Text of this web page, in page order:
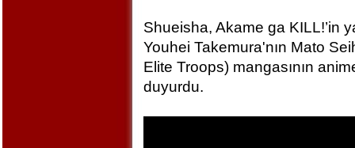
Shueisha, Akame ga KILL!’in
Youhei Takemura'nın Mato
Elite Troops) mangasının
duyurdu.